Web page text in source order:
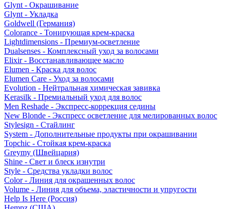
Glynt - Окрашивание
Glynt - Укладка
Goldwell (Германия)
Colorance - Тонирующая крем-краска
Lightdimensions - Премиум-осветление
Dualsenses - Комплексный уход за волосами
Elixir - Восстанавливающее масло
Elumen - Краска для волос
Elumen Care - Уход за волосами
Evolution - Нейтральная химическая завивка
Kerasilk - Премиальный уход для волос
Men Reshade - Экспресс-коррекция седины
New Blonde - Экспресс осветление для мелированных волос
Stylesign - Стайлинг
System - Дополнительные продукты при окрашивании
Topchic - Стойкая крем-краска
Greymy (Швейцария)
Shine - Свет и блеск изнутри
Style - Средства укладки волос
Color - Линия для окрашенных волос
Volume - Линия для объема, эластичности и упругости
Help Is Here (Россия)